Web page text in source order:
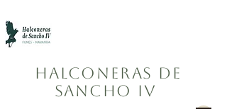
Halconeras de
Sancho IV